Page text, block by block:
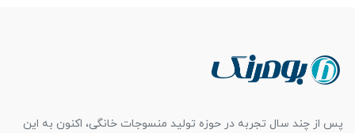
پس از چند سال تجربه در حوزه تولید منسوجات خانگی، اکنون به این